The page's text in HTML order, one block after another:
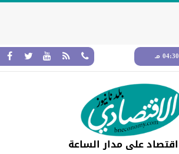
04:30 مـ
اقتصاد على مدار الساعة